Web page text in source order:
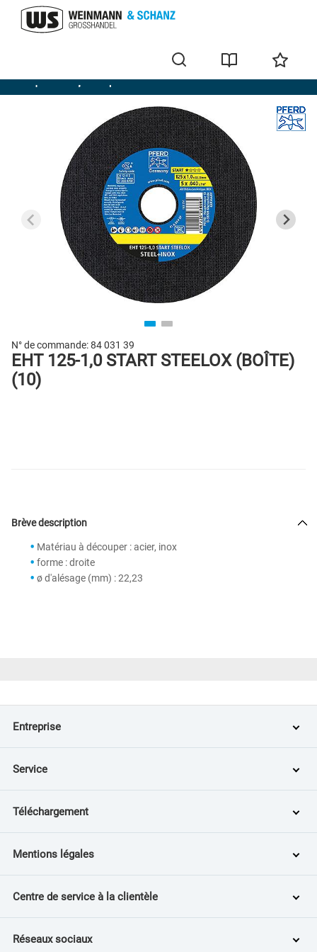
Disque à tronçonner pour inox
N° de commande:84 031 39
EHT 125-1,0 START STEELOX (BOÎTE)
(10)
Brève description
Matériau à découper : acier, inox
forme : droite
ø d'alésage (mm) : 22,23
Entreprise
Service
Téléchargement
Mentions légales
Centre de service à la clientèle
Réseaux sociaux